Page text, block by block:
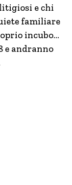
e chi
familiare
incubo…
e andranno